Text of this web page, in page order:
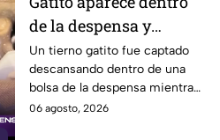
de la despensa y
conquista las redes
Un tierno gatito fue captado
descansando dentro de una
bolsa de la despensa mientras
abrazaba un paquete de
06 agosto, 2026